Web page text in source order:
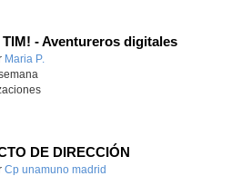
TIM! - Aventureros digitales
Maria P.
DE DIRECCIÓN
educativo.
Cp unamuno madrid